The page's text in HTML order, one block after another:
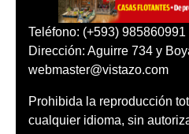
Teléfono: (+593) 985860991
Dirección: Aguirre 734 y
webmaster@vistazo.com
Prohibida la reproducción
cualquier idioma, sin